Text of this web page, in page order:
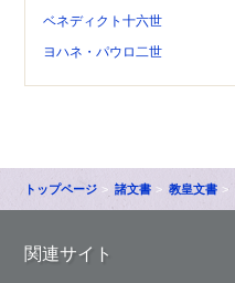
ベネディクト十六世
ヨハネ・パウロ二世
トップページ 諸文書 教皇文書
関連サイト